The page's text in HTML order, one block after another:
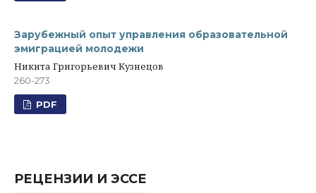
Зарубежный опыт управления образовательной
эмиграцией молодежи
Никита Григорьевич Кузнецов
260-273
PDF
РЕЦЕНЗИИ И ЭССЕ